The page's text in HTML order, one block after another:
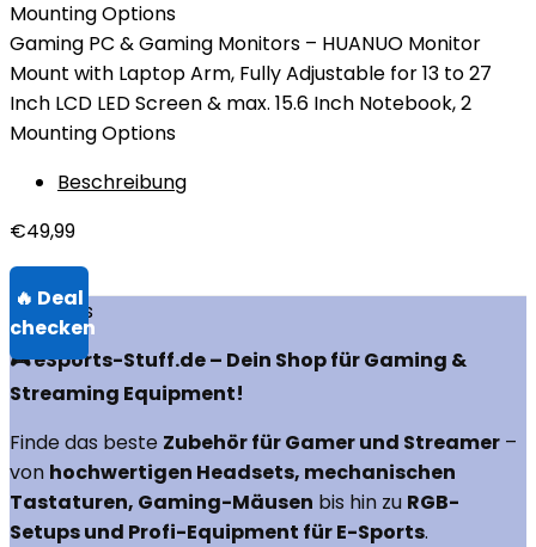
Gaming PC & Gaming Monitors – HUANUO Monitor
Mount with Laptop Arm, Fully Adjustable for 13 to 27
Inch LCD LED Screen & max. 15.6 Inch Notebook, 2
Mounting Options
Beschreibung
€49,99
Über uns
🎮 eSports-Stuff.de – Dein Shop für Gaming &
Streaming Equipment!
Finde das beste Zubehör für Gamer und Streamer –
von hochwertigen Headsets, mechanischen
Tastaturen, Gaming-Mäusen bis hin zu RGB-
Setups und Profi-Equipment für E-Sports.